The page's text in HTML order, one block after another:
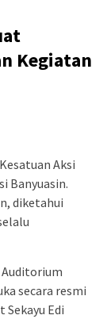
Kegiatan
Aksi
Banyuasin.
diketahui
Auditorium
secara resmi
Sekayu Edi